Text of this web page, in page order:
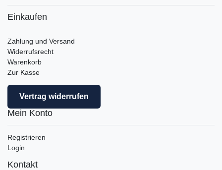
Einkaufen
Zahlung und Versand
Widerrufsrecht
Warenkorb
Zur Kasse
Vertrag widerrufen
Mein Konto
Registrieren
Login
Kontakt